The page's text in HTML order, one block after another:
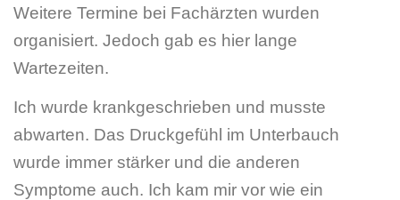
Weitere Termine bei Fachärzten wurden
organisiert. Jedoch gab es hier lange
Wartezeiten.
Ich wurde krankgeschrieben und musste
abwarten. Das Druckgefühl im Unterbauch
wurde immer stärker und die anderen
Symptome auch. Ich kam mir vor wie ein